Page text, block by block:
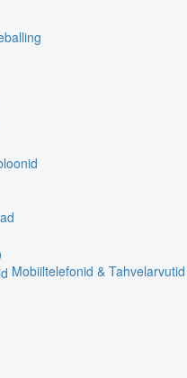
Mobiiltelefonid & Tahvelarvutid